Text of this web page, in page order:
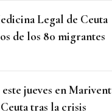
Legal de Ceuta
de los 80 migrantes
jueves en Marivent
tras la crisis